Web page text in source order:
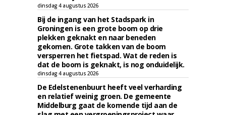
dinsdag 4 augustus 2026
Bij de ingang van het Stadspark in
Groningen is een grote boom op drie
plekken geknakt en naar beneden
gekomen. Grote takken van de boom
versperren het fietspad. Wat de reden is
dat de boom is geknakt, is nog onduidelijk.
dinsdag 4 augustus 2026
De Edelstenenbuurt heeft veel verharding
en relatief weinig groen. De gemeente
Middelburg gaat de komende tijd aan de